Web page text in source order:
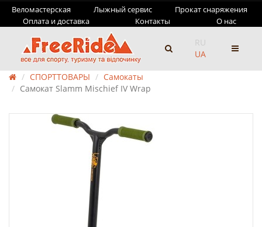
Веломастерская Лыжный сервис
Прокат снаряжения
Оплата и доставка
Контакты О нас
RU
UA
СПОРТТОВАРЫ
Самокаты
Самокат Slamm Mischief IV Wrap